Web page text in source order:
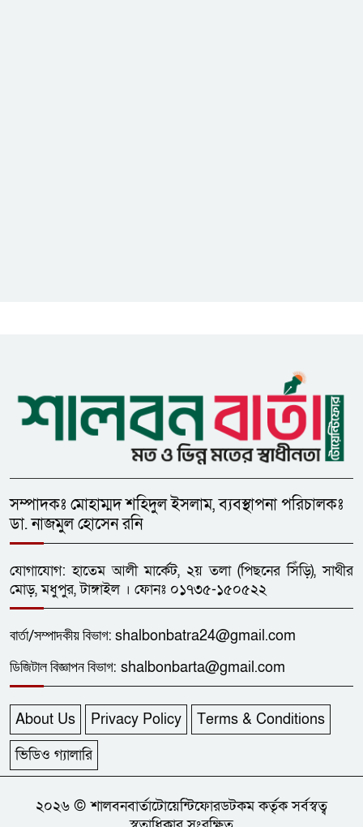
সহযোগিতা চাইলেন সাইফুল ইসলাম
সম্পাদকঃ মোহাম্মদ শহিদুল ইসলাম, ব্যবস্থাপনা পরিচালকঃ
ডা. নাজমুল হোসেন রনি
যোগাযোগ: হাতেম আলী মার্কেট, ২য় তলা (পিছনের সিঁড়ি), সাথীর
মোড়, মধুপুর, টাঙ্গাইল । ফোনঃ ০১৭৩৫-১৫০৫২২
বার্তা/সম্পাদকীয়বিভাগ: shalbonbatra24@gmail.com
ডিজিটাল বিজ্ঞাপন বিভাগ: shalbonbarta@gmail.com
About Us Privacy Policy
Terms & Conditions
ভিডিও গ্যালারি
২০২৬ © শালবনবার্তাটোয়েন্টিফোরডটকম কর্তৃক সর্বস্বত্ব